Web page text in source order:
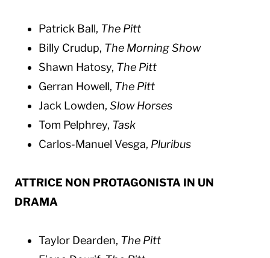
Patrick Ball, The Pitt
Billy Crudup, The Morning Show
Shawn Hatosy, The Pitt
Gerran Howell, The Pitt
Jack Lowden, Slow Horses
Tom Pelphrey, Task
Carlos-Manuel Vesga, Pluribus
ATTRICE NON PROTAGONISTA IN UN
DRAMA
Taylor Dearden, The Pitt